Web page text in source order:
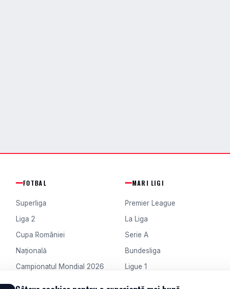
FOTBAL
Superliga
Liga 2
Cupa României
Națională
Campionatul Mondial 2026
MARI LIGI
Premier League
La Liga
Serie A
Bundesliga
Ligue 1